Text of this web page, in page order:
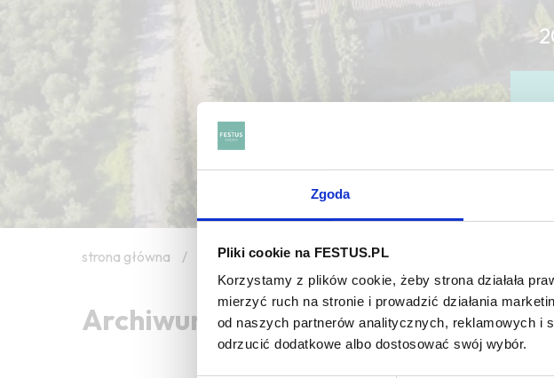
Zgoda
Pliki cookie na FESTUS.PL
Korzystamy z plików cookie, żeby strona działała
mierzyć ruch na stronie i prowadzić działania
od naszych partnerów analitycznych, reklamowych i
odrzucić dodatkowe albo dostosować swój wybór.
strona główna / reverse osmosis
Archiwum wpisów tagu: reverse